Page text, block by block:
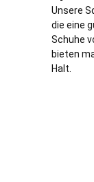
Unsere
die eine
Schuhe
bieten
Halt.